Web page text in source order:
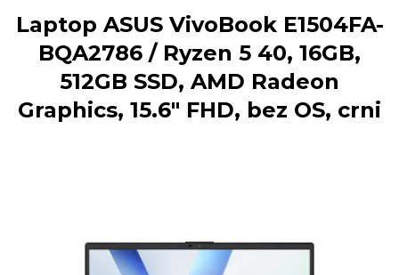
Laptop ASUS VivoBook E1504FA-
BQA2786 / Ryzen 5 40, 16GB,
512GB SSD, AMD Radeon
Graphics, 15.6" FHD, bez OS, crni